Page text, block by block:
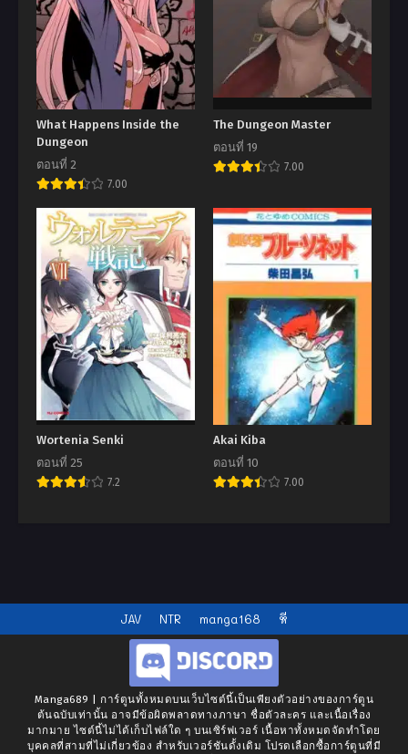
What Happens Inside the
Dungeon
ตอนที่ 2
7.00
The Dungeon Master
ตอนที่ 19
7.00
Wortenia Senki
ตอนที่ 25
7.2
Akai Kiba
ตอนที่ 10
7.00
JAV NTR manga168 หี
Manga689 | การ์ตูนทั้งหมดบนเว็บไซต์นี้เป็นเพียงตัวอย่างของการ์ตูน
ต้นฉบับเท่านั้น อาจมีข้อผิดพลาดทางภาษา ชื่อตัวละคร และเนื้อเรื่อง
มากมาย ไซต์นี้ไม่ได้เก็บไฟล์ใด ๆ บนเซิร์ฟเวอร์ เนื้อหาทั้งหมดจัดทำโดย
บุคคลที่สามที่ไม่เกี่ยวข้อง สำหรับเวอร์ชันดั้งเดิม โปรดเลือกซื้อการ์ตูนที่มี